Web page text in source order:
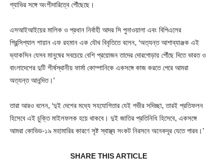
গ্যাভির সঙ্গে অংশীদারিত্বে পৌঁছেছে।
এসআইআইয়ের মালিক ও প্রধান নির্বাহী আদর সি পুনাওয়ালা এবং বিপিএলের
প্রিন্সিপ্যাল শায়ান এফ রহমান এক যৌথ বিবৃতিতে বলেন, ‘অত্যন্ত আশাব্যাঞ্জক এই
ভ্যাকসিন যেসব মানুষের সবচেয়ে বেশি প্রয়োজন তাদের দোরগোড়ায় পৌঁছে দিতে ভারত ও
বাংলাদেশের দুটি শীর্ষস্থানীয় ফার্মা কোম্পানিকে একসঙ্গে কাজ করতে পেরে আমরা
অত্যন্ত আনন্দিত।’
তারা আরও বলেন, ‘দুই দেশের মধ্যে সহযোগিতার যেই গভীর সদিচ্ছা, তারই প্রতিফলন
হিসেবে এই চুক্তি মাইলফলক হয়ে থাকবে। দুই জাতির প্রতিনিধি হিসেবে, একসঙ্গে
আমরা কোভিড-১৯ মহামারির কারণে সৃষ্ট স্বাস্থ্য সংকট নিরসনে অনেকদূর যেতে পারব।’
SHARE THIS ARTICLE